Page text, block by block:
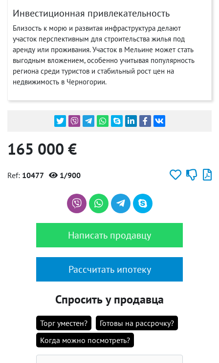
Инвестиционная привлекательность
Близость к морю и развитая инфраструктура делают
участок перспективным для строительства жилья под
аренду или проживания. Участок в Мельине может стать
выгодным вложением, особенно учитывая популярность
региона среди туристов и стабильный рост цен на
недвижимость в Черногории.
165 000 €
Ref: 10477 1/900
Написать продавцу
Рассчитать ипотеку
Спросить у продавца
Торг уместен?
Готовы на рассрочку?
Когда можно посмотреть?